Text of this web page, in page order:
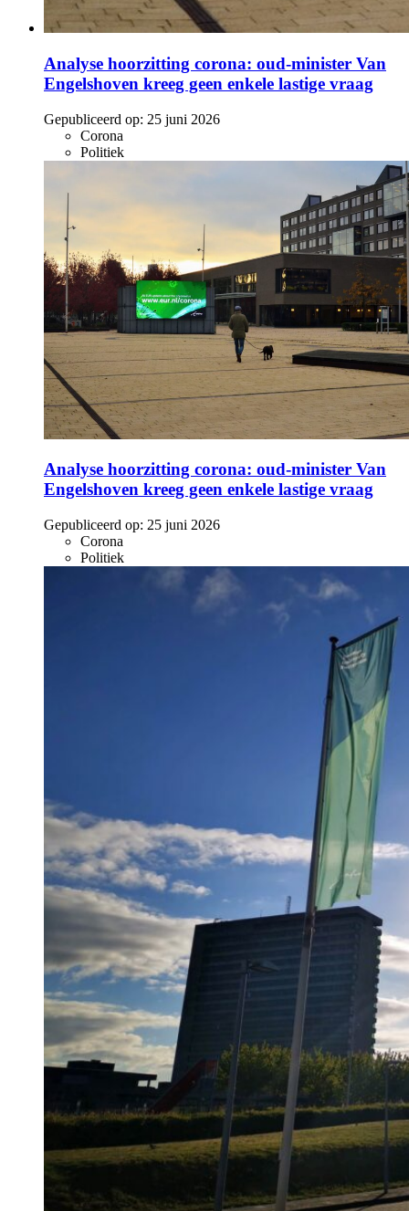
Analyse hoorzitting corona: oud-minister Van
Engelshoven kreeg geen enkele lastige vraag
Gepubliceerd op: 25 juni 2026
Corona
Politiek
Analyse hoorzitting corona: oud-minister Van
Engelshoven kreeg geen enkele lastige vraag
Gepubliceerd op: 25 juni 2026
Corona
Politiek